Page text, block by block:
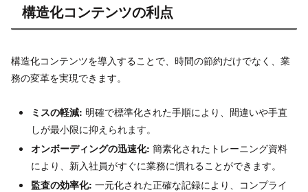
構造化コンテンツの利点
構造化コンテンツを導入することで、時間の節約だけでなく、業
務の変革を実現できます。
ミスの軽減: 明確で標準化された手順により、間違いや手直
しが最小限に抑えられます。
オンボーディングの迅速化: 簡素化されたトレーニング資料
により、新入社員がすぐに業務に慣れることができます。
監査の効率化: 一元化された正確な記録により、コンプライ